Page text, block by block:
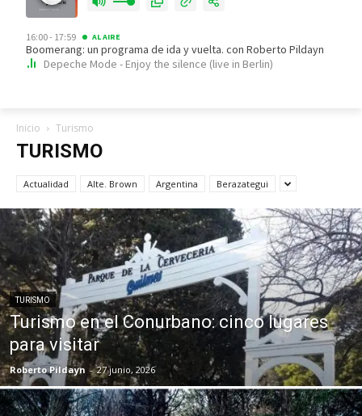
Inicio Turismo
TURISMO
Actualidad Alte. Brown Argentina Berazategui
TURISMO
Turismo en el Conurbano: cinco lugares
para visitar
Roberto Pildayn - 27 junio, 2026